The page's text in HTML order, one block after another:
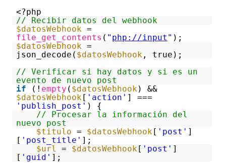
<?php
// Recibir datos del webhook
$datosWebhook =
file_get_contents ( " php://input " );
$datosWebhook =
json_decode( $datosWebhook , true);
// Verificar si hay datos y si es un
evento de nuevo post
if
(! empty ( $datosWebhook) &&
$datosWebhook [ 'action' ] ===
'publish_post' ) {
// Procesar la información del
nuevo post
$titulo = $datosWebhook [ 'post' ]
[ 'post_title' ];
$url
= $datosWebhook [ 'post' ]
[ 'guid' ];